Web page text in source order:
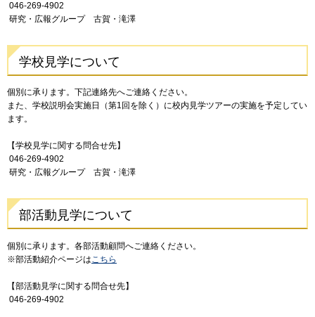
046-269-4902
研究・広報グループ 古賀・滝澤
学校見学について
個別に承ります。下記連絡先へご連絡ください。
また、学校説明会実施日（第1回を除く）に校内見学ツアーの実施を予定してい
ます。
【学校見学に関する問合せ先】
046-269-4902
研究・広報グループ 古賀・滝澤
部活動見学について
個別に承ります。各部活動顧問へご連絡ください。
※部活動紹介ページはこちら
【部活動見学に関する問合せ先】
046-269-4902